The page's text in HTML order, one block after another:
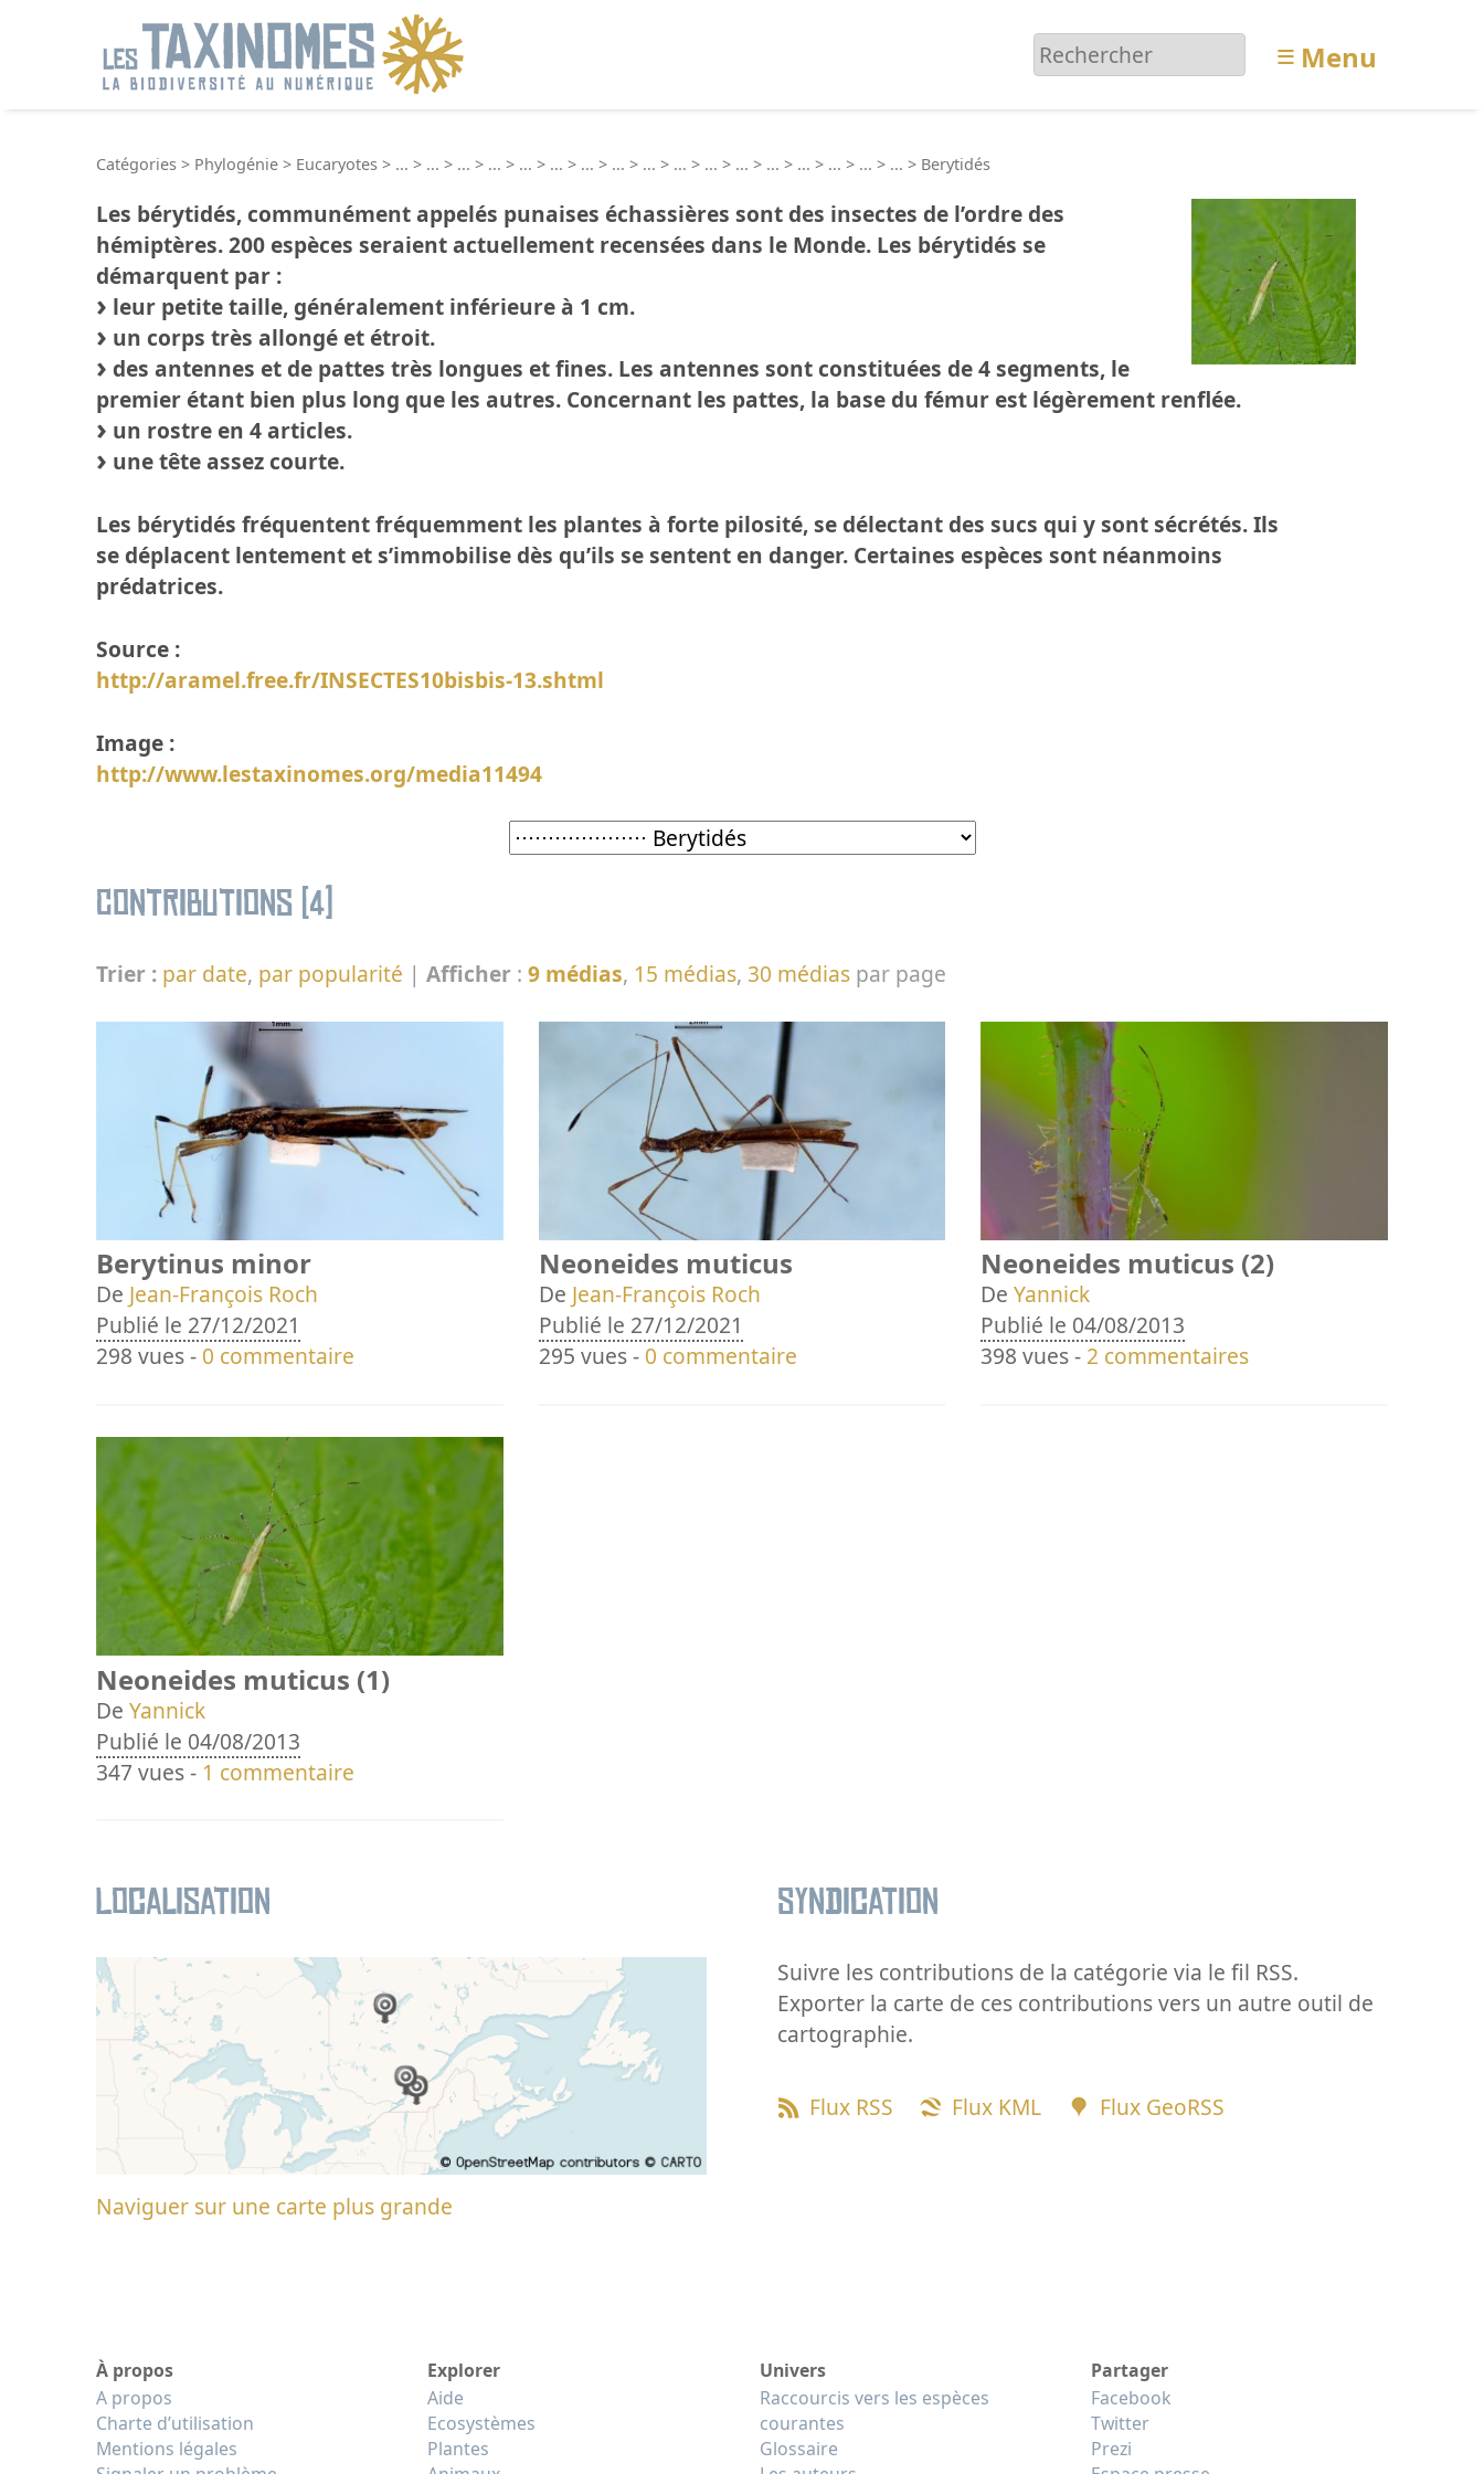
≡ Menu
Catégories > Phylogénie > Eucaryotes > ... > ... > ... > ... > ... > ... > ... > ... > ... > ... > ... > ... > ... > ... > ... > ... > ... > Berytidés
Les bérytidés, communément appelés punaises échassières sont des insectes de l’ordre des
hémiptères. 200 espèces seraient actuellement recensées dans le Monde. Les bérytidés se
démarquent par :
leur petite taille, généralement inférieure à 1 cm.
un corps très allongé et étroit.
des antennes et de pattes très longues et fines. Les antennes sont constituées de 4 segments, le
premier étant bien plus long que les autres. Concernant les pattes, la base du fémur est légèrement renflée.
un rostre en 4 articles.
une tête assez courte.
Les bérytidés fréquentent fréquemment les plantes à forte pilosité, se délectant des sucs qui y sont sécrétés. Ils
se déplacent lentement et s’immobilise dès qu’ils se sentent en danger. Certaines espèces sont néanmoins
prédatrices.
Source :
http://aramel.free.fr/INSECTES10bisbis-13.shtml
Image :
http://www.lestaxinomes.org/media11494
Contributions (4)
Trier : par date, par popularité | Afficher : 9 médias, 15 médias, 30 médias par page
Berytinus minor
De Jean-François Roch
Publié le 27/12/2021
298 vues - 0 commentaire
Neoneides muticus
De Jean-François Roch
Publié le 27/12/2021
295 vues - 0 commentaire
Neoneides muticus (2)
DeYannick
Publié le 04/08/2013
398 vues - 2 commentaires
Neoneides muticus (1)
De Yannick
Publié le 04/08/2013
347 vues - 1 commentaire
Localisation
Naviguer sur une carte plus grande
Syndication
Suivre les contributions de la catégorie via le fil RSS.
Exporter la carte de ces contributions vers un autre outil de
cartographie.
Flux RSS Flux KML Flux GeoRSS
À propos
A propos
Charte d’utilisation
Mentions légales
Explorer
Aide
Ecosystèmes
Plantes
Univers
Raccourcis vers les espèces
courantes
Glossaire
Partager
Facebook
Twitter
Prezi